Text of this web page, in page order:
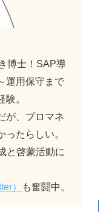
博士！SAP導
運用保守まで
。
が、プロマネ
たらしい。
と啓蒙活動に
） も奮闘中。